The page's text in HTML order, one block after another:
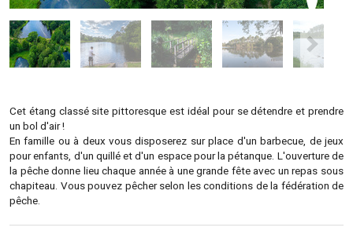
Cet étang classé site pittoresque est idéal pour se détendre et prendre
un bol d'air !
En famille ou à deux vous disposerez sur place d'un barbecue, de jeux
pour enfants, d'un quillé et d'un espace pour la pétanque. L'ouverture de
la pêche donne lieu chaque année à une grande fête avec un repas sous
chapiteau. Vous pouvez pêcher selon les conditions de la fédération de
pêche.